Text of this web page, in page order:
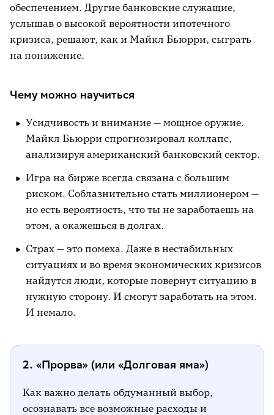
обеспечением. Другие банковские служащие,
услышав о высокой вероятности ипотечного
кризиса, решают, как и Майкл Бьюрри, сыграть
на понижение.
Чему можно научиться
Усидчивость и внимание — мощное оружие.
Майкл Бьюрри спрогнозировал коллапс,
анализируя американский банковский сектор.
Игра на бирже всегда связана с большим
риском. Соблазнительно стать миллионером —
но есть вероятность, что ты не заработаешь на
этом, а окажешься в долгах.
Страх — это помеха. Даже в нестабильных
ситуациях и во время экономических кризисов
найдутся люди, которые повернут ситуацию в
нужную сторону. И смогут заработать на этом.
И немало.
2. «Прорва» (или «Долговая яма»)
Как важно делать обдуманный выбор,
осознавать все возможные расходы и